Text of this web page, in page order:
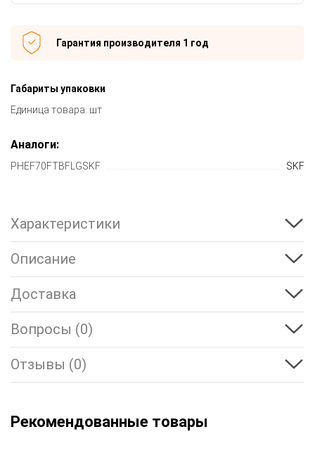
Гарантия производителя 1 год
Габариты упаковки
Единица товара: шт
Аналоги:
PHEF70FTBFLGSKF SKF
Характеристики
Описание
Доставка
Вопросы (0)
Отзывы (0)
Рекомендованные товары